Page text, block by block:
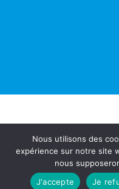
Nous utilisons des
expérience sur notre site
nous
J'accepte
Je